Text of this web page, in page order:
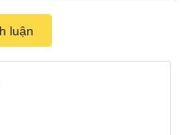
luận